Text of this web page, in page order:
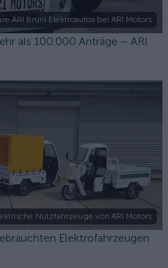
ARI Bruni Elektroautos bei ARI Motors
als 100.000 Anträge – ARI
Nutzfahrzeuge von ARI Motors
Elektrofahrzeugen